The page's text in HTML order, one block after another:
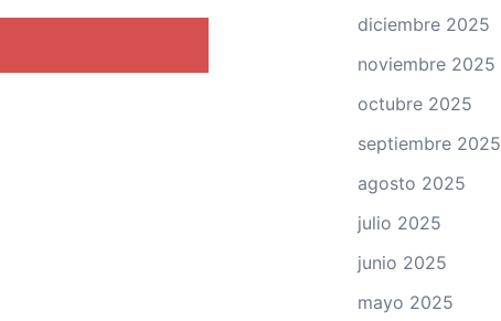
diciembre 2025
noviembre 2025
octubre 2025
septiembre 2025
agosto 2025
julio 2025
junio 2025
mayo 2025